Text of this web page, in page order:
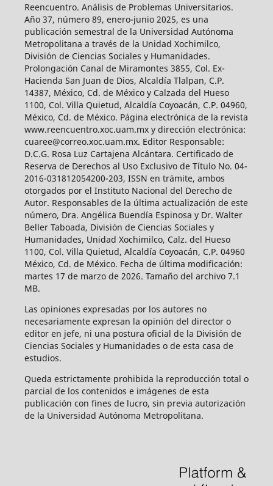
Reencuentro. Análisis de Problemas Universitarios.
Año 37, número 89, enero-junio 2025, es una
publicación semestral de la Universidad Autónoma
Metropolitana a través de la Unidad Xochimilco,
División de Ciencias Sociales y Humanidades.
Prolongación Canal de Miramontes 3855, Col. Ex-
Hacienda San Juan de Dios, Alcaldía Tlalpan, C.P.
14387, México, Cd. de México y Calzada del Hueso
1100, Col. Villa Quietud, Alcaldía Coyoacán, C.P. 04960,
México, Cd. de México. Página electrónica de la revista
www.reencuentro.xoc.uam.mx y dirección electrónica:
cuaree@correo.xoc.uam.mx. Editor Responsable:
D.C.G. Rosa Luz Cartajena Alcántara. Certificado de
Reserva de Derechos al Uso Exclusivo de Título No. 04-
2016-031812054200-203, ISSN en trámite, ambos
otorgados por el Instituto Nacional del Derecho de
Autor. Responsables de la última actualización de este
número, Dra. Angélica Buendía Espinosa y Dr. Walter
Beller Taboada, División de Ciencias Sociales y
Humanidades, Unidad Xochimilco, Calz. del Hueso
1100, Col. Villa Quietud, Alcaldía Coyoacán, C.P. 04960
México, Cd. de México. Fecha de última modificación:
martes 17 de marzo de 2026. Tamaño del archivo 7.1
MB.
Las opiniones expresadas por los autores no
necesariamente expresan la opinión del director o
editor en jefe, ni una postura oficial de la División de
Ciencias Sociales y Humanidades o de esta casa de
estudios.
Queda estrictamente prohibida la reproducción total o
parcial de los contenidos e imágenes de esta
publicación con fines de lucro, sin previa autorización
de la Universidad Autónoma Metropolitana.